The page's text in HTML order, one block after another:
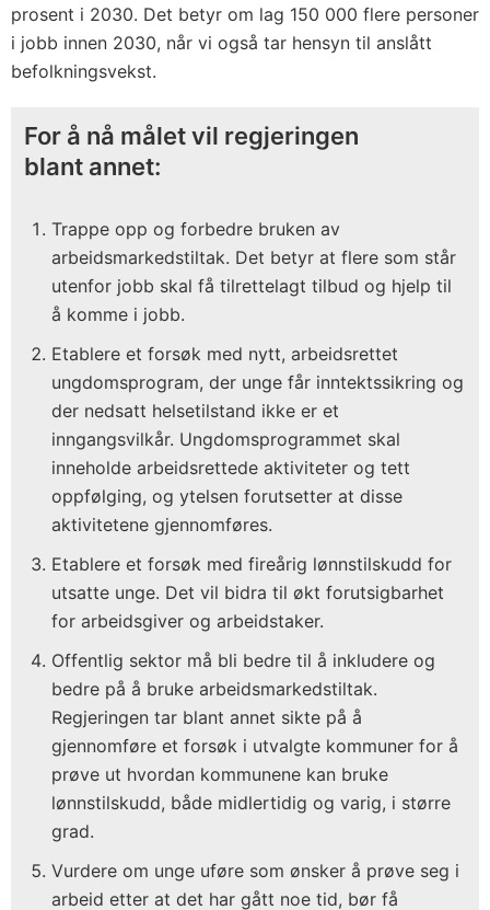
prosent i 2030. Det betyr om lag 150 000 flere personer
i jobb innen 2030, når vi også tar hensyn til anslått
befolkningsvekst.
For å nå målet vil regjeringen
blant annet:
Trappe opp og forbedre bruken av
arbeidsmarkedstiltak. Det betyr at flere som står
utenfor jobb skal få tilrettelagt tilbud og hjelp til
å komme i jobb.
Etablere et forsøk med nytt, arbeidsrettet
ungdomsprogram, der unge får inntektssikring og
der nedsatt helsetilstand ikke er et
inngangsvilkår. Ungdomsprogrammet skal
inneholde arbeidsrettede aktiviteter og tett
oppfølging, og ytelsen forutsetter at disse
aktivitetene gjennomføres.
Etablere et forsøk med fireårig lønnstilskudd for
utsatte unge. Det vil bidra til økt forutsigbarhet
for arbeidsgiver og arbeidstaker.
Offentlig sektor må bli bedre til å inkludere og
bedre på å bruke arbeidsmarkedstiltak.
Regjeringen tar blant annet sikte på å
gjennomføre et forsøk i utvalgte kommuner for å
prøve ut hvordan kommunene kan bruke
lønnstilskudd, både midlertidig og varig, i større
grad.
Vurdere om unge uføre som ønsker å prøve seg i
arbeid etter at det har gått noe tid, bør få